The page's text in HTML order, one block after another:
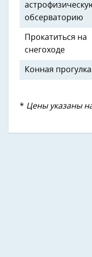
обсерваторию
Прокатиться на
снегоходе
Конная прогулка
* Цены указаны